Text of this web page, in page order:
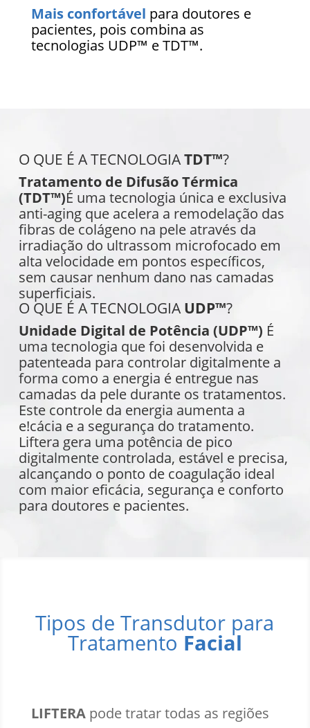
Mais confortável para doutores e
pacientes, pois combina as
tecnologias UDP™ e TDT™.
O QUE É A TECNOLOGIATDT™?
Tratamento de Difusão Térmica
(TDT™)É uma tecnologia única e exclusiva
anti-aging que acelera a remodelação das
fibras de colágeno na pele através da
irradiação do ultrassom microfocado em
alta velocidade em pontos específicos,
sem causar nenhum dano nas camadas
superficiais.
O QUE É A TECNOLOGIAUDP™?
Unidade Digital de Potência (UDP™) É
uma tecnologia que foi desenvolvida e
patenteada para controlar digitalmente a
forma como a energia é entregue nas
camadas da pele durante os tratamentos.
Este controle da energia aumenta a
e!cácia e a segurança do tratamento.
Liftera gera uma potência de pico
digitalmente controlada, estável e precisa,
alcançando o ponto de coagulação ideal
com maior eficácia, segurança e conforto
para doutores e pacientes.
Tipos de Transdutor para
Tratamento Facial
LIFTERApode tratar todas as regiões